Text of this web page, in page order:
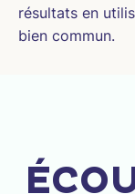
résultats en
bien commun.